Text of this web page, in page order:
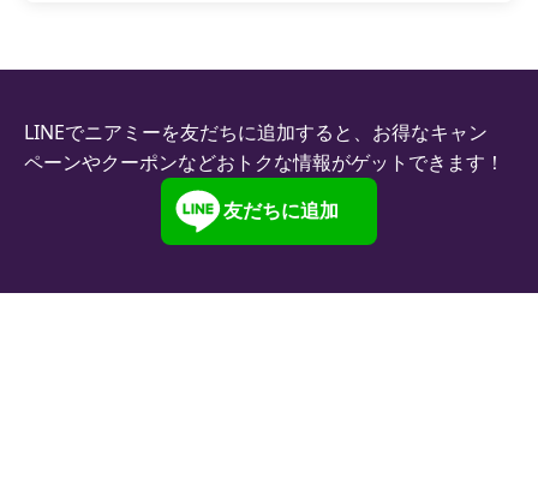
LINEでニアミーを友だちに追加すると、お得なキャン
ペーンやクーポンなどおトクな情報がゲットできます！
友だちに追加